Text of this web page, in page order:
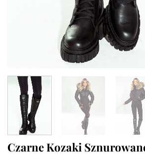
Czarne Kozaki